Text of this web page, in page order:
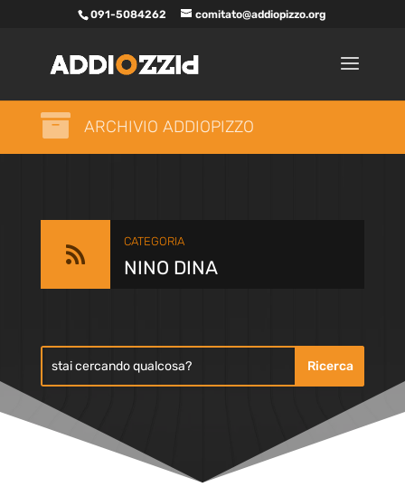
091-5084262 comitato@addiopizzo.org
 ARCHIVIO ADDIOPIZZO

CATEGORIA
NINO DINA